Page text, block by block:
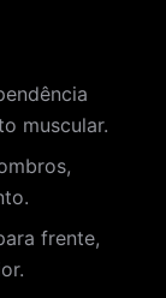
muscular.
frente,